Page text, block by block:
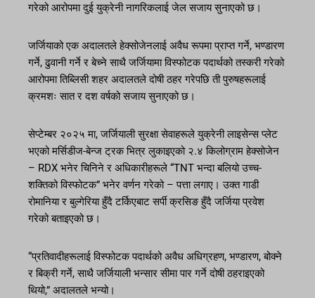
गरेको आरोपमा दुई युक्रेनी नागरिकलाई जेल सजाय सुनाएको छ।
जर्जियाको एक अदालतले हेक्सोजेनलाई अवैध रूपमा प्राप्त गर्ने, भण्डारण
गर्ने, ढुवानी गर्ने र बेच्ने साथै जर्जियामा विस्फोटक पदार्थको तस्करी गरेको
आरोपमा तिब्लिसी शहर अदालतले दोषी ठहर गरेपछि ती पुरुषहरूलाई
क्रमशः सात र दश वर्षको सजाय सुनाएको छ।
सेप्टेम्बर २०२५ मा, जर्जियाली सुरक्षा सेवाहरूले युक्रेनी लाइसेन्स प्लेट
भएको मर्सिडीज-बेन्ज ट्रक भित्र लुकाइएको २.४ किलोग्राम हेक्सोजेन
– RDX भनेर चिनिने र अधिकारीहरूले “TNT भन्दा बलियो उच्च-
शक्तिको विस्फोटक” भनेर वर्णन गरेको – पत्ता लगाए। उक्त गाडी
रोमानिया र बुल्गेरिया हुँदै टर्किएबाट सर्पी क्रसिङ हुँदै जर्जिया प्रवेश
गरेको बताइएको छ।
“प्रतिवादीहरूलाई विस्फोटक पदार्थको अवैध अधिग्रहण, भण्डारण, बोक्ने
र बिक्री गर्ने, साथै जर्जियाली भन्सार सीमा पार गर्ने दोषी ठहराइएको
थियो,” अदालतले भन्यो।